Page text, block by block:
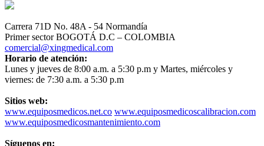
Carrera 71D No. 48A - 54 Normandía
Primer sector BOGOTÁ D.C – COLOMBIA
comercial@xingmedical.com
Horario de atención:
Lunes y jueves de 8:00 a.m. a 5:30 p.m y Martes, miércoles y
viernes: de 7:30 a.m. a 5:30 p.m
Sitios web:
www.equiposmedicos.net.co www.equiposmedicoscalibracion.com
www.equiposmedicosmantenimiento.com
Síguenos en: